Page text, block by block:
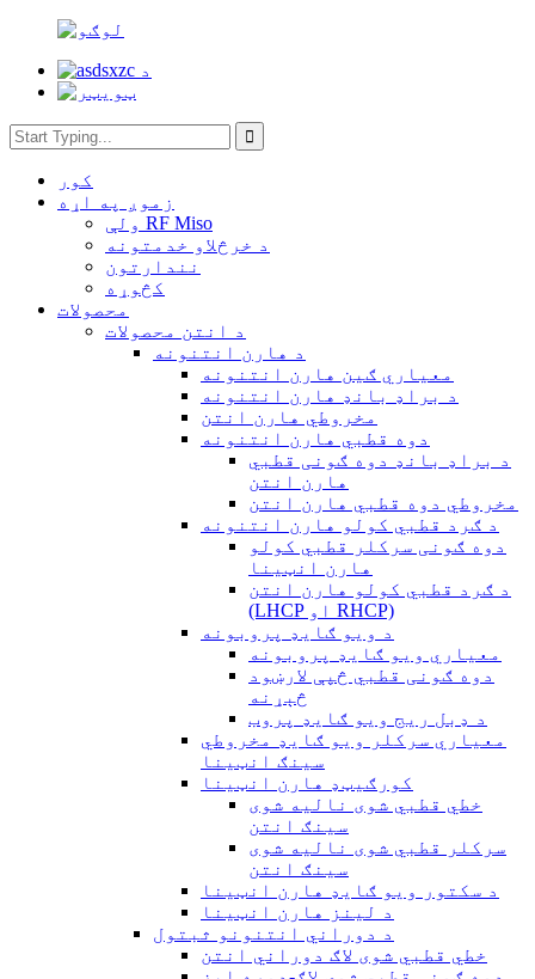
کور
زموږ په اړه
ولې RF Miso
د خرڅلاو خدمتونه
نندارتون
کڅوړه
محصولات
د انتن محصولات
د هارن انتنونه
معیاري ګین هارن انتنونه
د براډ بانډ هارن انتنونه
مخروطي هارن انتن
دوه قطبي هارن انتنونه
د براډ بانډ دوه ګونی قطبي
هارن انتن
مخروطي دوه قطبي هارن انتن
د ګرد قطبي کولو هارن انتنونه
دوه ګونی سرکلر قطبي کولو
هارن انټینا
د ګرد قطبي کولو هارن انتن
(LHCP او RHCP)
د ویو ګایډ پروبونه
معیاري ویو ګایډ پروبونه
دوه ګونی قطبي څپې لارښود
څېړنه
د ډبل ریج ویو ګایډ پروب
معیاري سرکلر ویو ګایډ مخروطي
سینګ انټینا
کورګیټډ هارن انټینا
خطي قطبي شوی نالیه شوی
سینګ انتن
سرکلر قطبي شوی نالیه شوی
سینګ انتن
د سکتور ویو ګایډ هارن انټینا
د لینز هارن انټینا
د دوراني انتنونو ثبتول
خطي قطبي شوی لاګ دوراني انتن